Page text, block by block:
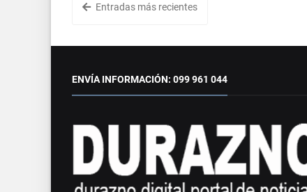
Entradas más recientes
ENVÍA INFORMACIÓN: 099 961 044